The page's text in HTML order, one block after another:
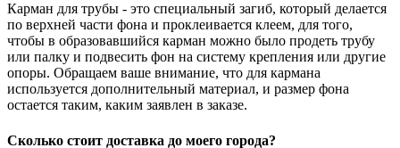
Карман для трубы - это специальный загиб, который делается
по верхней части фона и проклеивается клеем, для того,
чтобы в образовавшийся карман можно было продеть трубу
или палку и подвесить фон на систему крепления или другие
опоры. Обращаем ваше внимание, что для кармана
используется дополнительный материал, и размер фона
остается таким, каким заявлен в заказе.
Сколько стоит доставка до моего города?